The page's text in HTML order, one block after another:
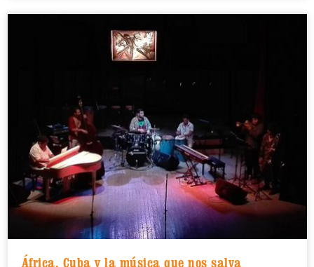
África, Cuba y la música que nos salva